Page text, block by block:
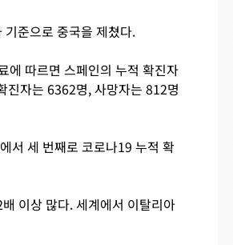
준으로 중국을 제쳤다.
에 따르면 스페인의 누적 확진자
진자는 6362명, 사망자는 812명
서 세 번째로 코로나19 누적 확
이상 많다. 세계에서 이탈리아